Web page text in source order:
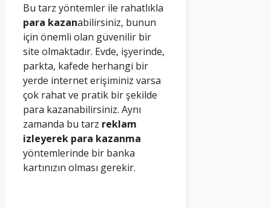
Bu tarz yöntemler ile rahatlıkla
para kazanabilirsiniz, bunun
için önemli olan güvenilir bir
site olmaktadır. Evde, işyerinde,
parkta, kafede herhangi bir
yerde internet erişiminiz varsa
çok rahat ve pratik bir şekilde
para kazanabilirsiniz. Aynı
zamanda bu tarz reklam
izleyerek para kazanma
yöntemlerinde bir banka
kartınızın olması gerekir.